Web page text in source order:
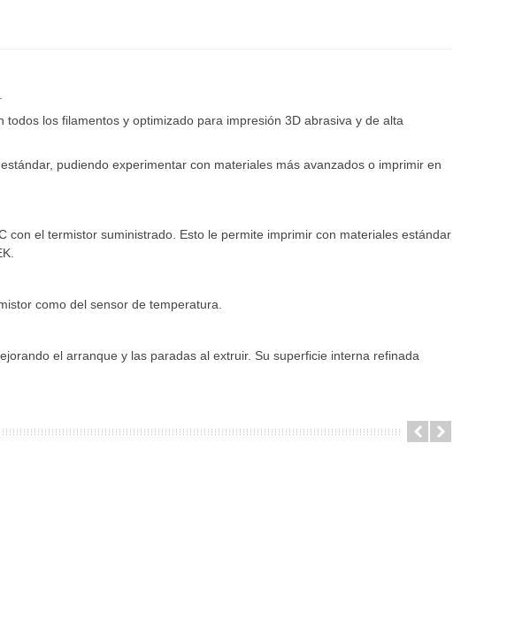
los filamentos y optimizado para impresión 3D abrasiva y de alta
pudiendo experimentar con materiales más avanzados o imprimir en
el termistor suministrado. Esto le permite imprimir con materiales estándar
como del sensor de temperatura.
el arranque y las paradas al extruir. Su superficie interna refinada